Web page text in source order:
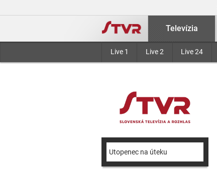
Televízia
Live 1 Live 2 Live 24
Utopenec na úteku